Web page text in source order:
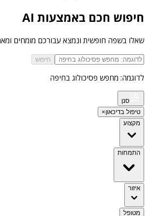
חיפוש חכם באמצעות AI
שאלו בשפה חופשית ונמצא עבורכם מומחים
חיפוש
לדוגמה: מחפש פסיכולוג בחיפה
סנן
טיפול בדיכאון×
מקצוע
התמחות
איזור
מטופל